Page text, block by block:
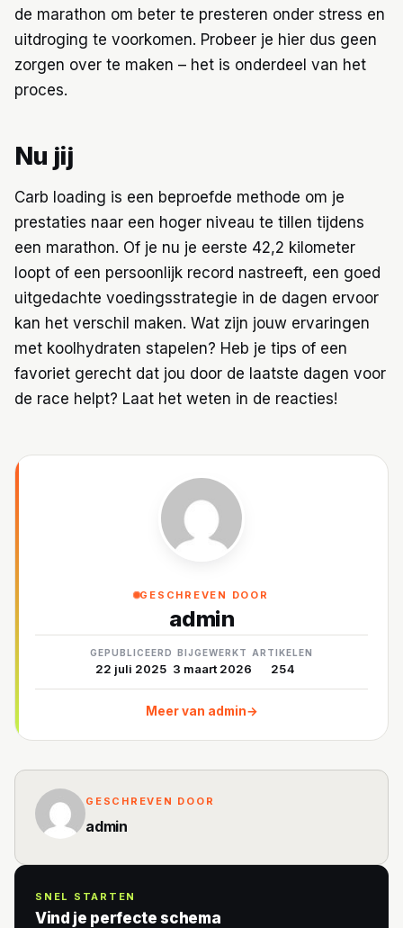
de marathon om beter te presteren onder stress en
uitdroging te voorkomen. Probeer je hier dus geen
zorgen over te maken – het is onderdeel van het
proces.
Nu jij
Carb loading is een beproefde methode om je
prestaties naar een hoger niveau te tillen tijdens
een marathon. Of je nu je eerste 42,2 kilometer
loopt of een persoonlijk record nastreeft, een goed
uitgedachte voedingsstrategie in de dagen ervoor
kan het verschil maken. Wat zijn jouw ervaringen
met koolhydraten stapelen? Heb je tips of een
favoriet gerecht dat jou door de laatste dagen voor
de race helpt? Laat het weten in de reacties!
GESCHREVEN DOOR
admin
GEPUBLICEERD
22 juli 2025
BIJGEWERKT
3 maart 2026
ARTIKELEN
254
Meer van admin→
GESCHREVEN DOOR
admin
SNEL STARTEN
Vind je perfecte schema